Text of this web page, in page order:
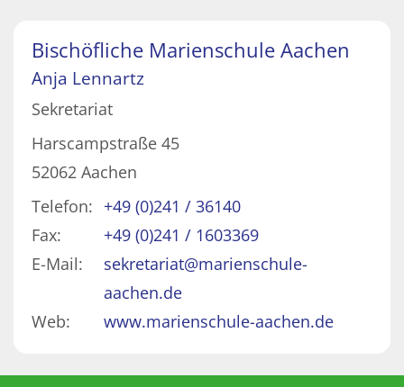
Bischöfliche Marienschule Aachen
Anja Lennartz
Sekretariat
Harscampstraße 45
52062 Aachen
Telefon: +49 (0)241 / 36140
Fax:
+49 (0)241 / 1603369
E-Mail:
sekretariat@marienschule-
aachen.de
Web:
www.marienschule-aachen.de